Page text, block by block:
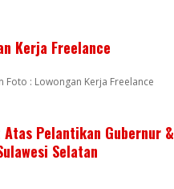
Kerja Freelance
Foto : Lowongan Kerja Freelance
Atas Pelantikan Gubernur &
Selatan